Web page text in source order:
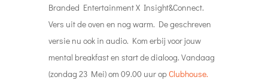
Branded Entertainment X Insight&Connect.
Vers uit de oven en nog warm. De geschreven
versie nu ook in audio. Kom erbij voor jouw
mental breakfast en start de dialoog. Vandaag
(zondag 23 Mei) om 09.00 uur opClubhouse.